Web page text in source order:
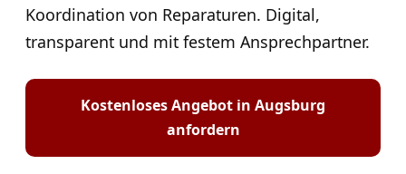
Koordination von Reparaturen. Digital,
transparent und mit festem Ansprechpartner.
Kostenloses Angebot in Augsburg
anfordern